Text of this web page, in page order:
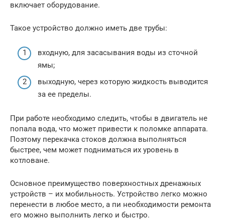
включает оборудование.
Такое устройство должно иметь две трубы:
входную, для засасывания воды из сточной
ямы;
выходную, через которую жидкость выводится
за ее пределы.
При работе необходимо следить, чтобы в двигатель не
попала вода, что может привести к поломке аппарата.
Поэтому перекачка стоков должна выполняться
быстрее, чем может подниматься их уровень в
котловане.
Основное преимущество поверхностных дренажных
устройств – их мобильность. Устройство легко можно
перенести в любое место, а пи необходимости ремонта
его можно выполнить легко и быстро.